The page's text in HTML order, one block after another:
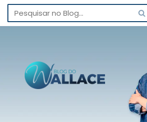
Pular
conteúdo